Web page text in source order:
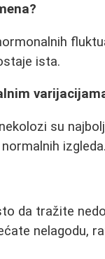
ista.
su
izgleda.
da tražite
nelagodu,